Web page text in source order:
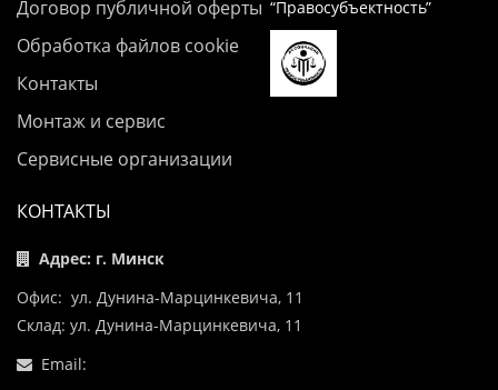
Договор публичной оферты
Обработка файлов cookie
Контакты
Монтаж и сервис
Сервисные организации
“Правосубъектность”
КОНТАКТЫ
Адрес: г. Минск
Офис: ул. Дунина-Марцинкевича, 11
Склад: ул. Дунина-Марцинкевича, 11
Email: